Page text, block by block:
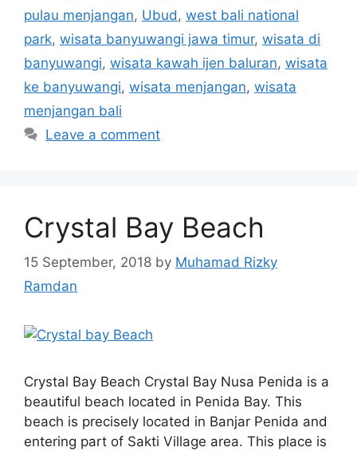
pulau menjangan, Ubud , west bali national
park, wisata banyuwangi jawa timur, wisata di
banyuwangi, wisata kawah ijen baluran, wisata
ke banyuwangi, wisata menjangan, wisata
menjangan bali
Leave a comment
Crystal Bay Beach
15 September, 2018 by Muhamad Rizky
Ramdan
Crystal Bay Beach Crystal Bay Nusa Penida is a
beautiful beach located in Penida Bay. This
beach is precisely located in Banjar Penida and
entering part of Sakti Village area. This place is